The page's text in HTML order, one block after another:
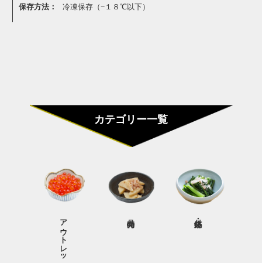
保存方法： 冷凍保存（−１８℃以下）
カテゴリー一覧
アウトレット商品